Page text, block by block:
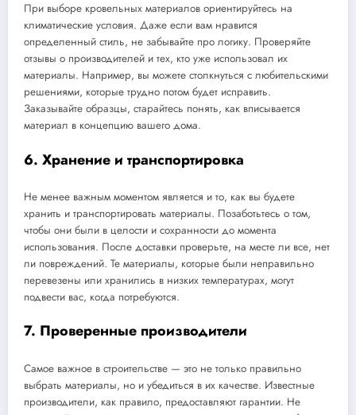
При выборе кровельных материалов ориентируйтесь на
климатические условия. Даже если вам нравится
определенный стиль, не забывайте про логику. Проверяйте
отзывы о производителей и тех, кто уже использовал их
материалы. Например, вы можете столкнуться с любительскими
решениями, которые трудно потом будет исправить.
Заказывайте образцы, старайтесь понять, как вписывается
материал в концепцию вашего дома.
6. Хранение и транспортировка
Не менее важным моментом является и то, как вы будете
хранить и транспортировать материалы. Позаботьтесь о том,
чтобы они были в целости и сохранности до момента
использования. После доставки проверьте, на месте ли все, нет
ли повреждений. Те материалы, которые были неправильно
перевезены или хранились в низких температурах, могут
подвести вас, когда потребуются.
7. Проверенные производители
Самое важное в строительстве — это не только правильно
выбрать материалы, но и убедиться в их качестве. Известные
производители, как правило, предоставляют гарантии. Не